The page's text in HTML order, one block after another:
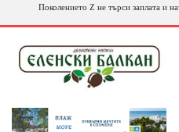
Поколението Z не търси заплата и